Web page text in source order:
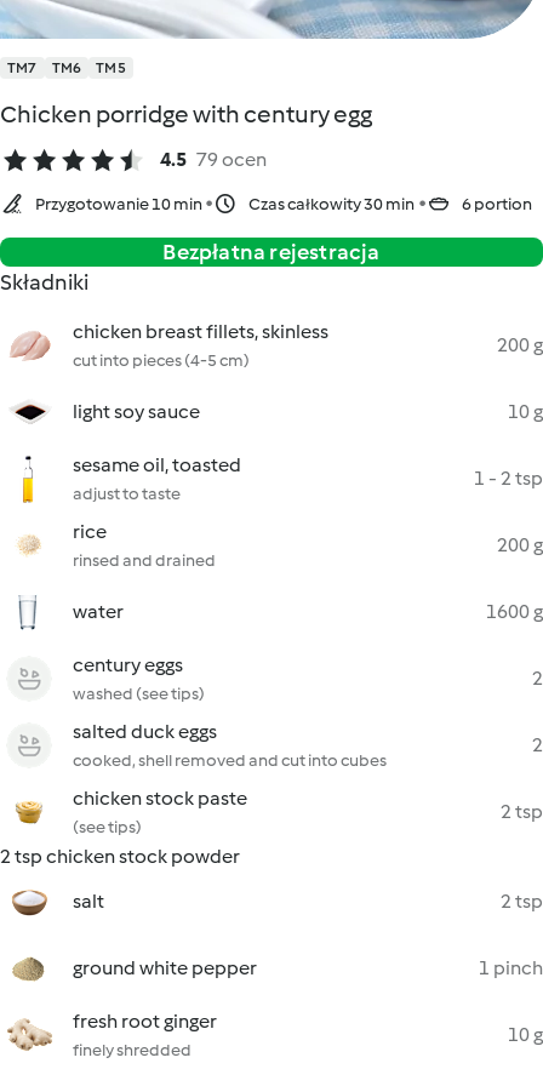
TM7 TM6 TM5
Chicken porridge with century egg
4.5 79 ocen
Przygotowanie 10 min Czas całkowity 30 min 6 portion
Bezpłatna rejestracja
Składniki
chicken breast fillets, skinless
cut into pieces (4-5 cm)
200 g
light soy sauce 10 g
sesame oil, toasted
adjust to taste
1 - 2 tsp
rice
rinsed and drained
200 g
water 1600 g
century eggs
washed (see tips)
2
salted duck eggs
cooked, shell removed and cut into cubes
2
chicken stock paste
(see tips)
2 tsp
2 tsp chicken stock powder
salt
2 tsp
ground white pepper 1 pinch
fresh root ginger
finely shredded
10 g